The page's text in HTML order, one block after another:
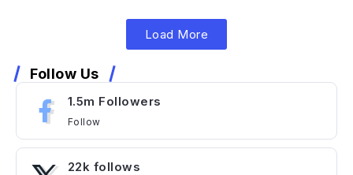
Load More
Follow Us
1.5m Followers
Follow
22k follows